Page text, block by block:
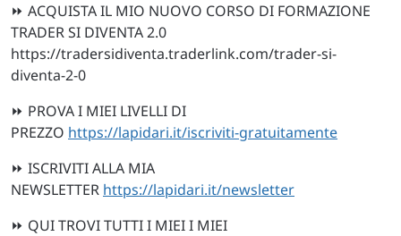
⏩ ACQUISTA IL MIO NUOVO CORSO DI FORMAZIONE
TRADER SI DIVENTA 2.0
https://tradersidiventa.traderlink.com/trader-si-
diventa-2-0
⏩ PROVA I MIEI LIVELLI DI
PREZZO https://lapidari.it/iscriviti-gratuitamente
⏩ ISCRIVITI ALLA MIA
NEWSLETTER https://lapidari.it/newsletter
⏩ QUI TROVI TUTTI I MIEI I MIEI